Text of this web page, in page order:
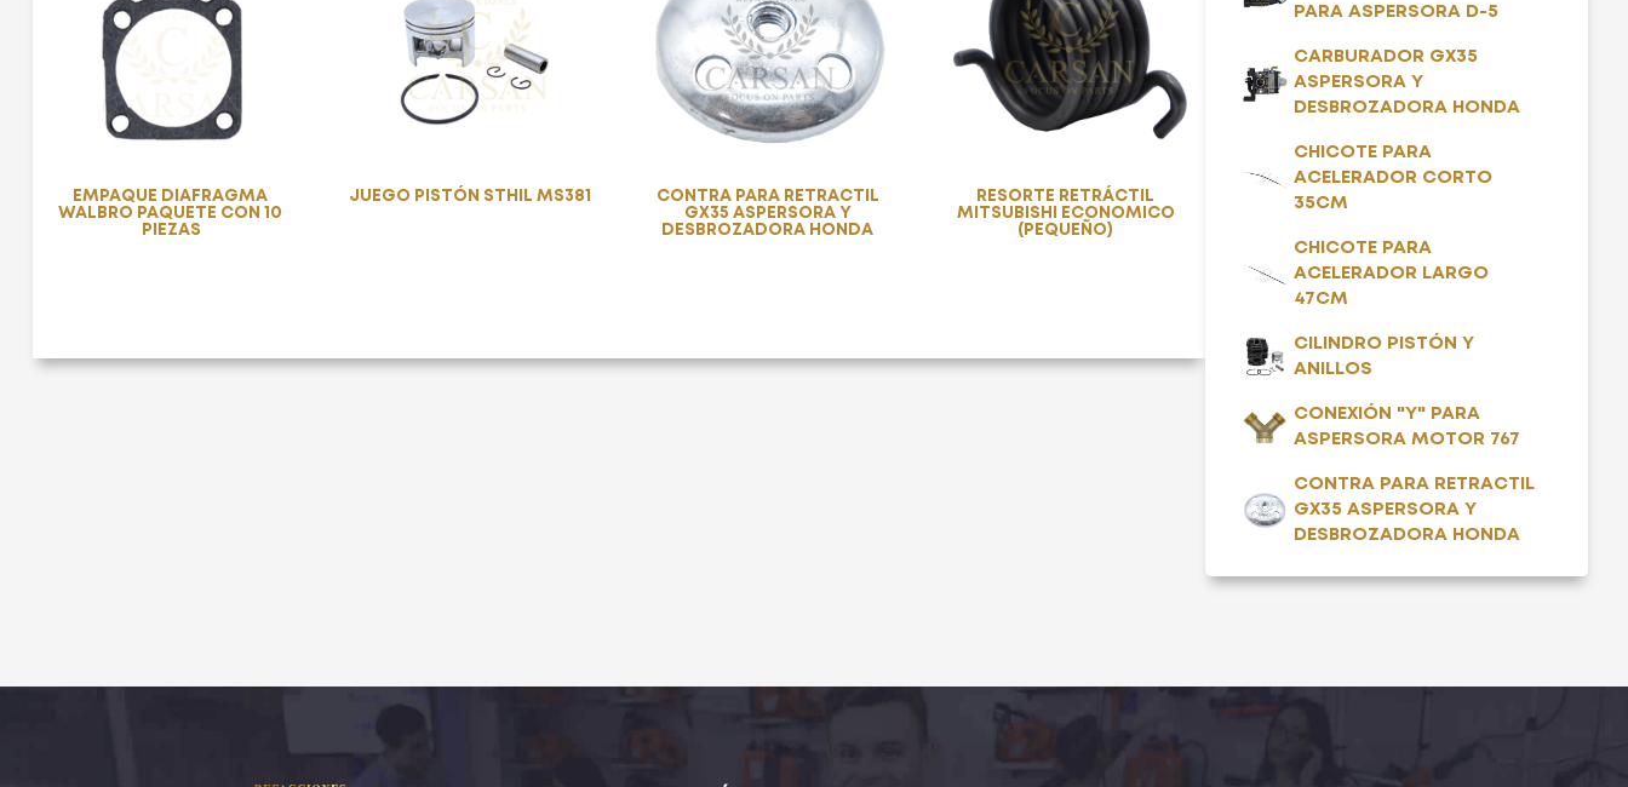
EMPAQUE DIAFRAGMA
WALBRO PAQUETE CON 10
PIEZAS
JUEGO PISTÓN STHIL MS381
CONTRA PARA RETRACTIL
GX35 ASPERSORA Y
DESBROZADORA HONDA
RESORTE RETRÁCTIL
MITSUBISHI ECONOMICO
(PEQUEÑO)
PARA ASPERSORA D-5
CARBURADOR GX35
ASPERSORA Y
DESBROZADORA HONDA
CHICOTE PARA
ACELERADOR CORTO
35CM
CHICOTE PARA
ACELERADOR LARGO
47CM
CILINDRO PISTÓN Y
ANILLOS
CONEXIÓN "Y" PARA
ASPERSORA MOTOR 767
CONTRA PARA RETRACTIL
GX35 ASPERSORA Y
DESBROZADORA HONDA